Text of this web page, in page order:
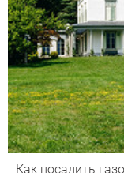
Как посадить